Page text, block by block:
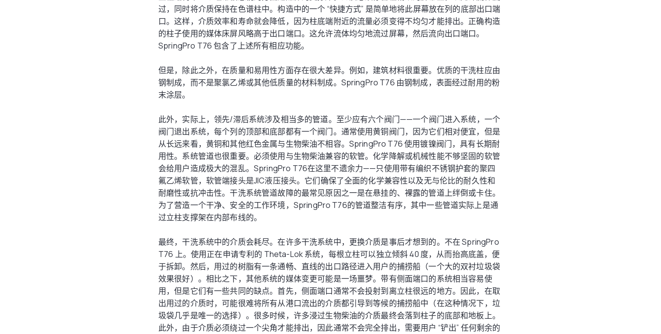
过，同时将介质保持在色谱柱中。构造中的一个 “快捷方式” 是简单地将此屏幕放在列的底部出口端
口。这样，介质效率和寿命就会降低，因为柱底端附近的流量必须变得不均匀才能排出。正确构造
的柱子使用的媒体床屏风略高于出口端口。这允许流体均匀地流过屏幕，然后流向出口端口。
SpringPro T76 包含了上述所有相应功能。
但是，除此之外，在质量和易用性方面存在很大差异。例如，建筑材料很重要。优质的干洗柱应由
钢制成，而不是聚氯乙烯或其他低质量的材料制成。SpringPro T76 由钢制成，表面经过耐用的粉
末涂层。
此外，实际上，领先/滞后系统涉及相当多的管道。至少应有六个阀门——一个阀门进入系统，一个
阀门退出系统，每个列的顶部和底部都有一个阀门。通常使用黄铜阀门，因为它们相对便宜，但是
从长远来看，黄铜和其他红色金属与生物柴油不相容。SpringPro T76 使用镀镍阀门，具有长期耐
用性。系统管道也很重要。必须使用与生物柴油兼容的软管。化学降解或机械性能不够坚固的软管
会给用户造成极大的混乱。SpringPro T76在这里不遗余力——只使用带有编织不锈钢护套的聚四
氟乙烯软管，软管端接头是JIC液压接头。它们确保了全面的化学兼容性以及无与伦比的耐久性和
耐磨性或抗冲击性。干洗系统管道故障的最常见原因之一是在悬挂的、裸露的管道上绊倒或卡住。
为了营造一个干净、安全的工作环境，SpringPro T76的管道整洁有序，其中一些管道实际上是通
过立柱支撑架在内部布线的。
最终，干洗系统中的介质会耗尽。在许多干洗系统中，更换介质是事后才想到的。不在 SpringPro
T76 上。使用正在申请专利的 Theta-Lok 系统，每根立柱可以独立倾斜 40 度，从而抬高底盖，便
于拆卸。然后，用过的树脂有一条通畅、直线的出口路径进入用户的捕捞船（一个大的双衬垃圾袋
效果很好）。相比之下，其他系统的媒体变更可能是一场噩梦。带有侧面端口的系统相当容易使
用，但是它们有一些共同的缺点。首先，侧面端口通常不会投射到离立柱很远的地方。因此，在取
出用过的介质时，可能很难将所有从港口流出的介质都引导到等候的捕捞船中（在这种情况下，垃
圾袋几乎是唯一的选择）。很多时候，许多浸过生物柴油的介质最终会落到柱子的底部和地板上。
此外，由于介质必须绕过一个尖角才能排出，因此通常不会完全排出，需要用户 “铲出” 任何剩余的